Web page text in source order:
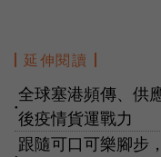
延伸閱讀
●
全球塞港頻傳、供
後疫情貨運戰力
跟隨可口可樂腳步